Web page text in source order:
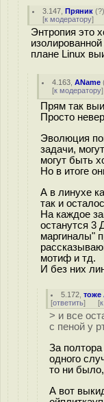
3.147 ,Пряник (?
[к модератору]
Энтропия это
плане Linux
4.163 ,AName
[к модератору]
Прям так
Просто
Эволюция
задачи,
могут быть
Но в итоге
А в линухе
так и
На каждое
останутся 3
маргиналы"
мотиф и тд.
И без них
5.172 ,
[ответить] [
> и все
с пеной у
За
одного
то ни
А вот